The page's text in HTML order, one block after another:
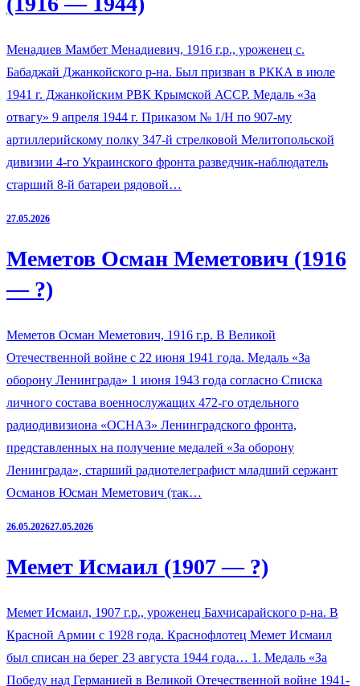
Менадиев Мамбет Менадиевич, 1916 г.р., уроженец с.
Бабаджай Джанкойского р-на. Был призван в РККА в июле
1941 г. Джанкойским РВК Крымской АССР. Медаль «За
отвагу» 9 апреля 1944 г. Приказом № 1/Н по 907-му
артиллерийскому полку 347-й стрелковой Мелитопольской
дивизии 4-го Украинского фронта разведчик-наблюдатель
старший 8-й батареи рядовой…
27.05.2026
Меметов Осман Меметович (1916
— ?)
Меметов Осман Меметович, 1916 г.р. В Великой
Отечественной войне с 22 июня 1941 года. Медаль «За
оборону Ленинграда» 1 июня 1943 года согласно Списка
личного состава военнослужащих 472-го отдельного
радиодивизиона «ОСНАЗ» Ленинградского фронта,
представленных на получение медалей «За оборону
Ленинграда», старший радиотелеграфист младший сержант
Османов Юсман Меметович (так…
26.05.202627.05.2026
Мемет Исмаил (1907 — ?)
Мемет Исмаил, 1907 г.р., уроженец Бахчисарайского р-на. В
Красной Армии с 1928 года. Краснофлотец Мемет Исмаил
был списан на берег 23 августа 1944 года… 1. Медаль «За
Победу над Германией в Великой Отечественной войне 1941-